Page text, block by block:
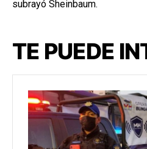
subrayó Sheinbaum.
TE PUEDE